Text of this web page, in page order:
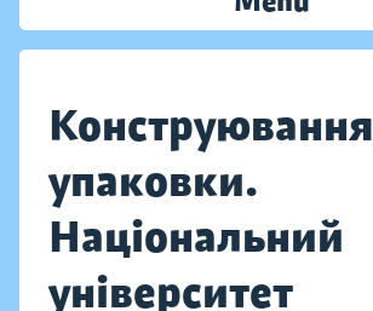
Конструювання
упаковки.
Національний
університет